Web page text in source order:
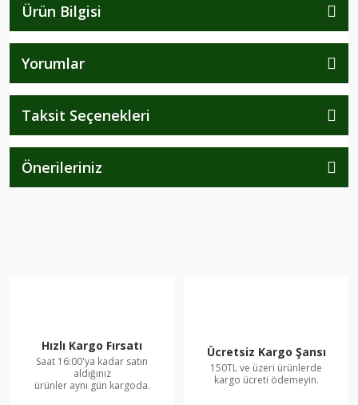
Ürün Bilgisi
Yorumlar
Taksit Seçenekleri
Önerileriniz
Hızlı Kargo Fırsatı
Saat 16:00'ya kadar satın
aldığınız
ürünler aynı gün kargoda.
Ücretsiz Kargo Şansı
150TL ve üzeri ürünlerde
kargo ücreti ödemeyin.